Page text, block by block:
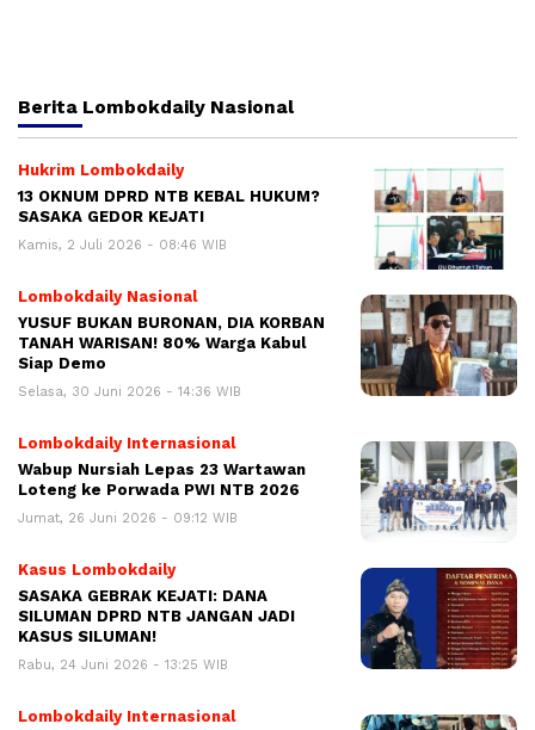
Berita Lombokdaily Nasional
Hukrim Lombokdaily
13 OKNUM DPRD NTB KEBAL HUKUM?
SASAKA GEDOR KEJATI
Kamis, 2 Juli 2026 - 08:46 WIB
Lombokdaily Nasional
YUSUF BUKAN BURONAN, DIA KORBAN
TANAH WARISAN! 80% Warga Kabul
Siap Demo
Selasa, 30 Juni 2026 - 14:36 WIB
Lombokdaily Internasional
Wabup Nursiah Lepas 23 Wartawan
Loteng ke Porwada PWI NTB 2026
Jumat, 26 Juni 2026 - 09:12 WIB
Kasus Lombokdaily
SASAKA GEBRAK KEJATI: DANA
SILUMAN DPRD NTB JANGAN JADI
KASUS SILUMAN!
Rabu, 24 Juni 2026 - 13:25 WIB
Lombokdaily Internasional